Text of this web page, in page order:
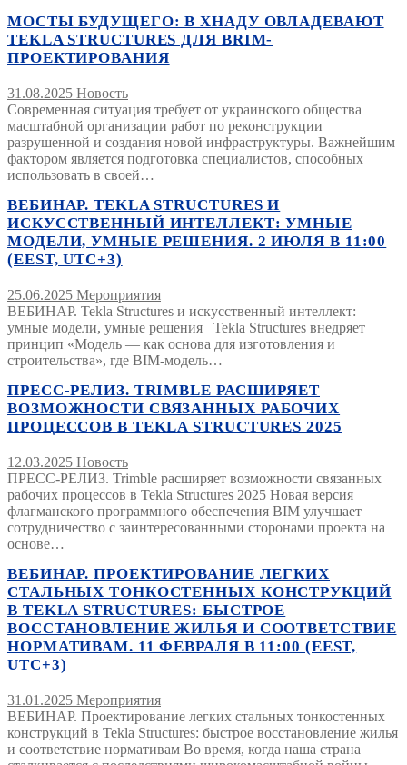
МОСТЫ БУДУЩЕГО: В ХНАДУ ОВЛАДЕВАЮТ
TEKLA STRUCTURES ДЛЯ BRIM-
ПРОЕКТИРОВАНИЯ
31.08.2025 Новость
Современная ситуация требует от украинского общества
масштабной организации работ по реконструкции
разрушенной и создания новой инфраструктуры. Важнейшим
фактором является подготовка специалистов, способных
использовать в своей…
ВЕБИНАР. TEKLA STRUCTURES И
ИСКУССТВЕННЫЙ ИНТЕЛЛЕКТ: УМНЫЕ
МОДЕЛИ, УМНЫЕ РЕШЕНИЯ. 2 ИЮЛЯ В 11:00
(EEST, UTC+3)
25.06.2025 Мероприятия
ВЕБИНАР. Tekla Structures и искусственный интеллект:
умные модели, умные решения Tekla Structures внедряет
принцип «Модель — как основа для изготовления и
строительства», где BIM-модель…
ПРЕСС-РЕЛИЗ. TRIMBLE РАСШИРЯЕТ
ВОЗМОЖНОСТИ СВЯЗАННЫХ РАБОЧИХ
ПРОЦЕССОВ В TEKLA STRUCTURES 2025
12.03.2025 Новость
ПРЕСС-РЕЛИЗ. Trimble расширяет возможности связанных
рабочих процессов в Tekla Structures 2025 Новая версия
флагманского программного обеспечения BIM улучшает
сотрудничество с заинтересованными сторонами проекта на
основе…
ВЕБИНАР. ПРОЕКТИРОВАНИЕ ЛЕГКИХ
СТАЛЬНЫХ ТОНКОСТЕННЫХ КОНСТРУКЦИЙ
В TEKLA STRUCTURES: БЫСТРОЕ
ВОССТАНОВЛЕНИЕ ЖИЛЬЯ И СООТВЕТСТВИЕ
НОРМАТИВАМ. 11 ФЕВРАЛЯ В 11:00 (EEST,
UTC+3)
31.01.2025 Мероприятия
ВЕБИНАР. Проектирование легких стальных тонкостенных
конструкций в Tekla Structures: быстрое восстановление жилья
и соответствие нормативам Во время, когда наша страна